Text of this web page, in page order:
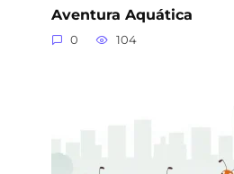
Aventura Aquática
0 104